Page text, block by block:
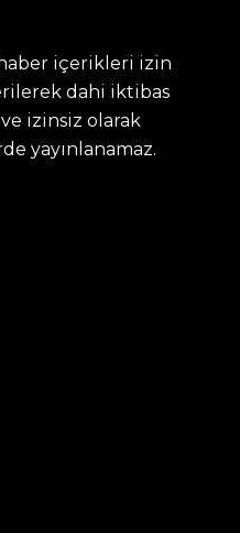
içerikleri izin
dahi iktibas
izinsiz olarak
yayınlanamaz.